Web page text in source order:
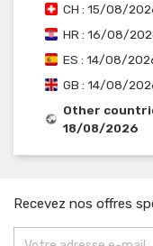
CH : 15/08/
HR : 16/08/
ES : 14/08/
GB : 14/08/
Other
18/08/2026
Recevez nos offres